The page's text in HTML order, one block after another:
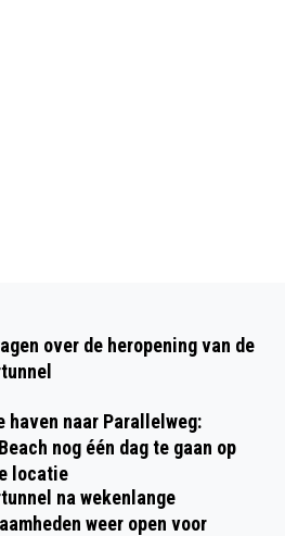
HUN EIGEN
PIETER VERMEULEN
VOOR STUDENTEN
over de heropening van de
haven naar Parallelweg:
nog één dag te gaan op
locatie
na wekenlange
weer open voor